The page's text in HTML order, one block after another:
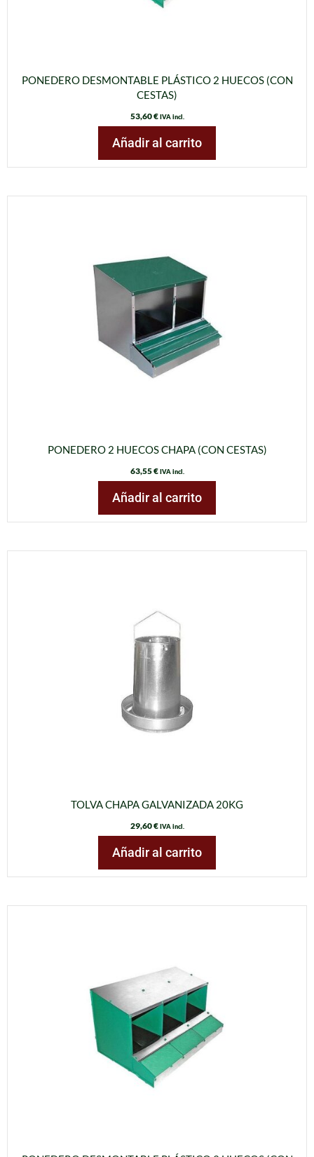
PONEDERO DESMONTABLE PLÁSTICO 2 HUECOS (CON
CESTAS)
53,60€ IVA incl.
Añadir al carrito
PONEDERO 2 HUECOS CHAPA (CON CESTAS)
63,55€ IVA incl.
Añadir al carrito
TOLVA CHAPA GALVANIZADA 20KG
29,60€ IVA incl.
Añadir al carrito